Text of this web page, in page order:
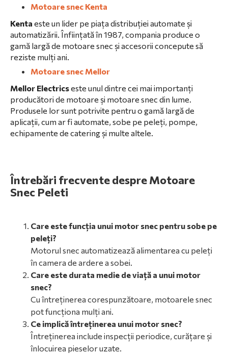
Motoare snec Kenta
Kenta este un lider pe piața distribuției automate și
automatizării. Înființată în 1987, compania produce o
gamă largă de motoare snec și accesorii concepute să
reziste mulți ani.
Motoare snec Mellor
Mellor Electricseste unul dintre cei mai importanți
producători de motoare și motoare snec din lume.
Produsele lor sunt potrivite pentru o gamă largă de
aplicații, cum ar fi automate, sobe pe peleți, pompe,
echipamente de catering și multe altele.
Întrebări frecvente despre Motoare
Snec Peleti
Care este funcția unui motor snec pentru sobe pe
peleți?
Motorul snec automatizează alimentarea cu peleți
în camera de ardere a sobei.
Care este durata medie de viață a unui motor
snec?
Cu întreținerea corespunzătoare, motoarele snec
pot funcționa mulți ani.
Ce implică întreținerea unui motor snec?
Întreținerea include inspecții periodice, curățare și
înlocuirea pieselor uzate.